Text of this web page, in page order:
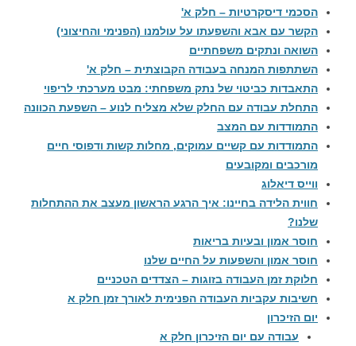
הסכמי דיסקרטיות – חלק א'
הקשר עם אבא והשפעתו על עולמנו (הפנימי והחיצוני)
השואה ונתקים משפחתיים
השתתפות המנחה בעבודה הקבוצתית – חלק א'
התאבדות כביטוי של נתק משפחתי: מבט מערכתי לריפוי
התחלת עבודה עם החלק שלא מצליח לנוע – השפעת הכוונה
התמודדות עם המצב
התמודדות עם קשיים עמוקים, מחלות קשות ודפוסי חיים
מורכבים ומקובעים
ווייס דיאלוג
חווית הלידה בחיינו: איך הרגע הראשון מעצב את ההתחלות
שלנו?
חוסר אמון ובעיות בריאות
חוסר אמון והשפעות על החיים שלנו
חלוקת זמן העבודה בזוגות – הצדדים הטכניים
חשיבות עקביות העבודה הפנימית לאורך זמן חלק א
יום הזיכרון
עבודה עם יום הזיכרון חלק א